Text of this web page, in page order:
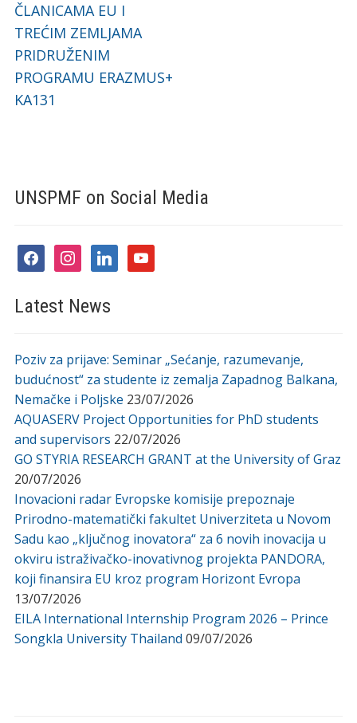
ČLANICAMA EU I
TREĆIM ZEMLJAMA
PRIDRUŽENIM
PROGRAMU ERAZMUS+
KA131
UNSPMF on Social Media
facebookinstagramlinkedinyoutube
Latest News
Poziv za prijave: Seminar „Sećanje, razumevanje,
budućnost“ za studente iz zemalja Zapadnog Balkana,
Nemačke i Poljske 23/07/2026
AQUASERV Project Opportunities for PhD students
and supervisors 22/07/2026
GO STYRIA RESEARCH GRANT at the University of Graz
20/07/2026
Inovacioni radar Evropske komisije prepoznaje
Prirodno-matematički fakultet Univerziteta u Novom
Sadu kao „ključnog inovatora“ za 6 novih inovacija u
okviru istraživačko-inovativnog projekta PANDORA,
koji finansira EU kroz program Horizont Evropa
13/07/2026
EILA International Internship Program 2026 – Prince
Songkla University Thailand 09/07/2026